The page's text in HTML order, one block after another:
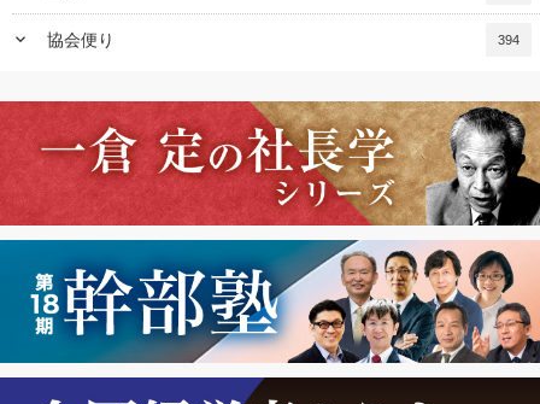
keyboard_arrow_down 協会便り 394